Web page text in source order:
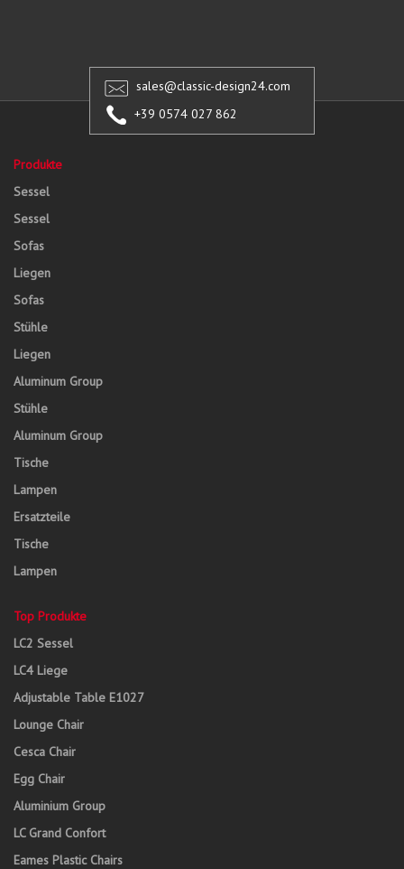
sales@classic-design24.com
+39 0574 027 862
Produkte
Sessel
Sessel
Sofas
Liegen
Sofas
Stühle
Liegen
Aluminum Group
Stühle
Aluminum Group
Tische
Lampen
Ersatzteile
Tische
Lampen
Top Produkte
LC2 Sessel
LC4 Liege
Adjustable Table E1027
Lounge Chair
Cesca Chair
Egg Chair
Aluminium Group
LC Grand Confort
Eames Plastic Chairs